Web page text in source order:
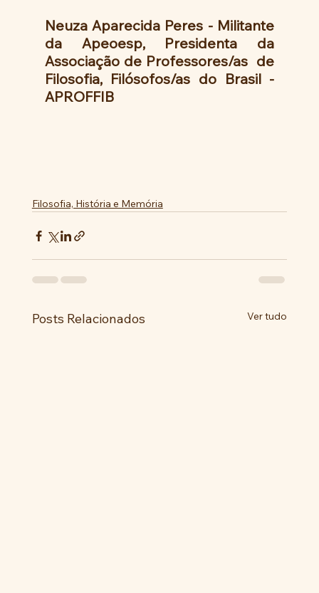
Neuza Aparecida Peres - Militante
da Apeoesp, Presidenta da
Associação de Professores/as  de
Filosofia, Filósofos/as do Brasil -
APROFFIB
Filosofia, História e Memória
Posts Relacionados Ver tudo